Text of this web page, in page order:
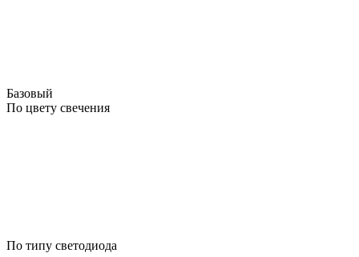
Базовый
По цвету свечения
По типу светодиода